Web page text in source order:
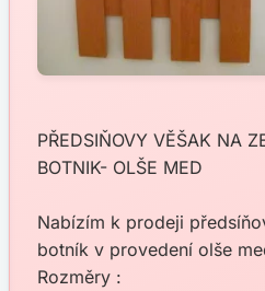
PŘEDSIŇOVY VĚŠAK NA
BOTNIK- OLŠE MED
Nabízím k prodeji
botník v provedení olše
Rozměry :